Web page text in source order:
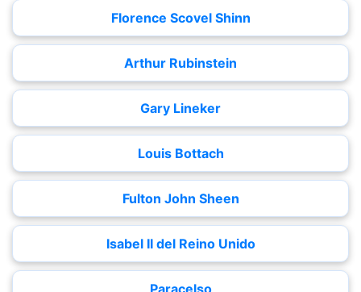
Florence Scovel Shinn
Arthur Rubinstein
Gary Lineker
Louis Bottach
Fulton John Sheen
Isabel II del Reino Unido
Paracelso